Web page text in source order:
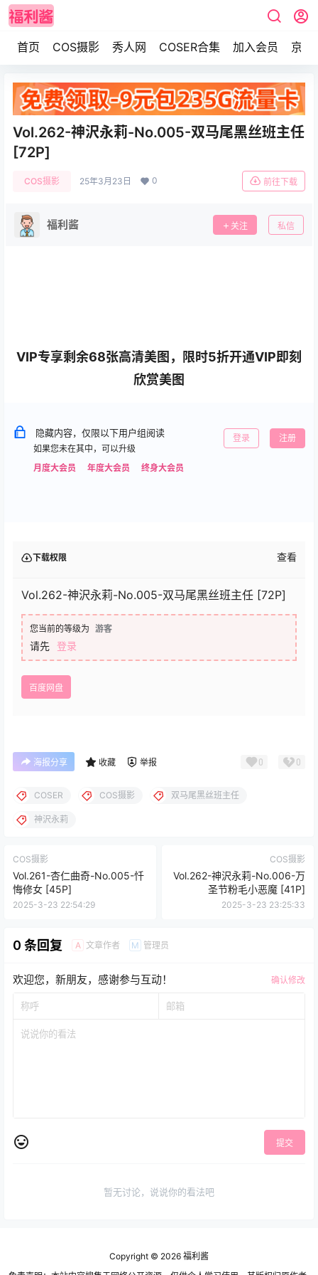
首页 COS摄影 秀人网 COSER合集 加入会员 京东
Vol.262-神沢永莉-No.005-双马尾黑丝班主任
[72P]
COS摄影 25年3月23日 0 前往下载
福利酱 关注 私信
VIP专享剩余68张高清美图，限时5折开通VIP即刻
欣赏美图
隐藏内容，仅限以下用户组阅读
如果您未在其中，可以升级
月度大会员
年度大会员 终身大会员
登录 注册
下载权限 查看
Vol.262-神沢永莉-No.005-双马尾黑丝班主任 [72P]
您当前的等级为 游客
请先 登录
百度网盘
海报分享 收藏 举报 0 0
COSER COS摄影 双马尾黑丝班主任
神沢永莉
COS摄影
Vol.261-杏仁曲奇-No.005-忏
悔修女 [45P]
2025-3-23 22:54:29
COS摄影
Vol.262-神沢永莉-No.006-万
圣节粉毛小恶魔 [41P]
2025-3-23 23:25:33
0 条回复 A 文章作者 M 管理员
欢迎您，新朋友，感谢参与互动！ 确认修改
提交
暂无讨论，说说你的看法吧
Copyright © 2026 福利酱